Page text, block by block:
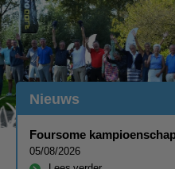
Nieuws
Foursome
05/08/2026